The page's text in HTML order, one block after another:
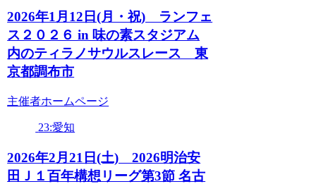
2026年1月12日(月・祝) ランフェ
ス２０２６ in 味の素スタジアム
内のティラノサウルスレース 東
京都調布市
主催者ホームページ
23:愛知
2026年2月21日(土) 2026明治安
田Ｊ１百年構想リーグ第3節 名古